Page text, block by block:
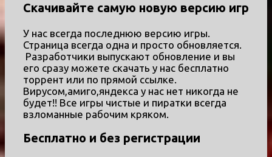
Скачивайте самую новую версию игр
У нас всегда последнюю версию игры.
Страница всегда одна и просто обновляется.
Разработчики выпускают обновление и вы
его сразу можете скачать у нас бесплатно
торрент или по прямой ссылке.
Вирусом,амиго,яндекса у нас нет никогда не
будет!! Все игры чистые и пиратки всегда
взломанные рабочим кряком.
Бесплатно и без регистрации